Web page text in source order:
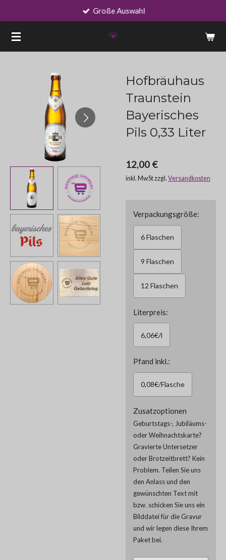
springen
Große Auswahl
Hofbräuhaus
Traunstein
Bayerisches
Pils 0,33 Liter
12,00 €
inkl. MwSt zzgl. Versandkosten
Verpackungsgröße:
6 Flaschen
9 Flaschen
12 Flaschen
Literpreis:
6,06€/l
Pfand inkl.:
0,08€/Flasche
Zusatzoptionen
Geburtstags-, Jubiläums-
oder Weihnachtskarte?
Gravierte Untersetzer
oder Brotzeitbrett? Kein
Problem. Teilen Sie uns
den Anlass und den
gewünschten Text mit
bzw. schicken Sie uns ein
Bilddatei für die Gravur
und wir legen diese Ihrem
Paket bei.